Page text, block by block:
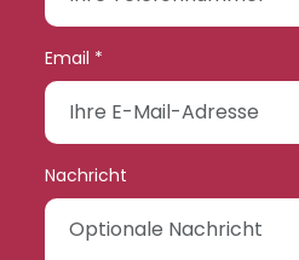
Email *
Nachricht